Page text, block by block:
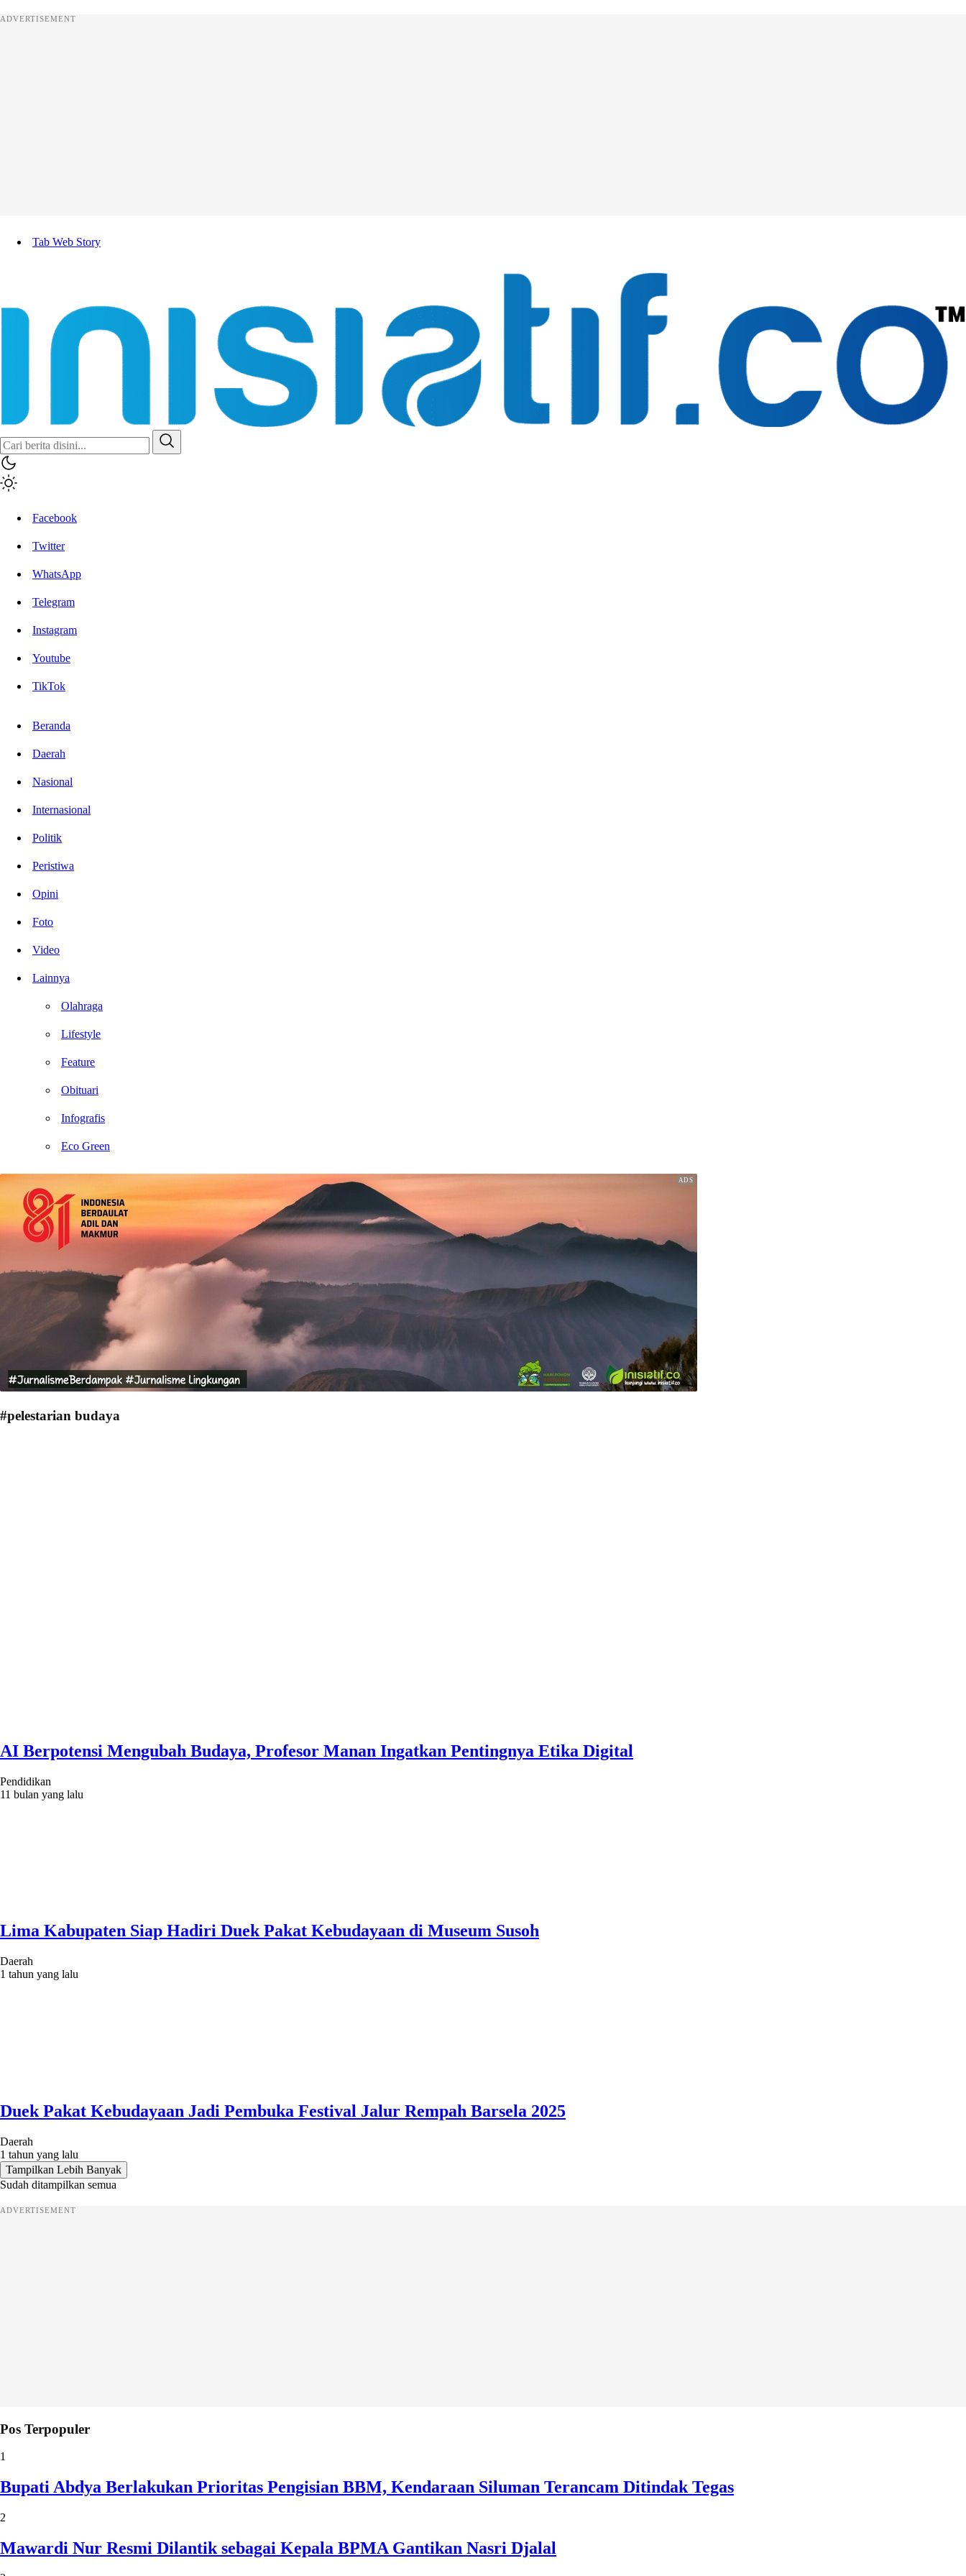
ADVERTISEMENT
Tab Web Story
Inisiatif.co
Stay Connected Stay Informed
Facebook
Twitter
WhatsApp
Telegram
Instagram
Youtube
TikTok
Beranda
Daerah
Nasional
Internasional
Politik
Peristiwa
Opini
Foto
Video
Lainnya
Olahraga
Lifestyle
Feature
Obituari
Infografis
Eco Green
#pelestarian budaya
AI Berpotensi Mengubah Budaya, Profesor Manan Ingatkan Pentingnya Etika Digital
Pendidikan
11 bulan yang lalu
Lima Kabupaten Siap Hadiri Duek Pakat Kebudayaan di Museum Susoh
Daerah
1 tahun yang lalu
Duek Pakat Kebudayaan Jadi Pembuka Festival Jalur Rempah Barsela 2025
Daerah
1 tahun yang lalu
Tampilkan Lebih Banyak
Sudah ditampilkan semua
ADVERTISEMENT
Pos Terpopuler
1
Bupati Abdya Berlakukan Prioritas Pengisian BBM, Kendaraan Siluman Terancam Ditindak Tegas
2
Mawardi Nur Resmi Dilantik sebagai Kepala BPMA Gantikan Nasri Djalal